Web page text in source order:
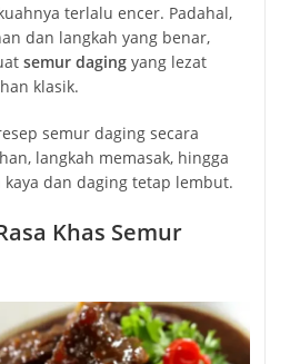
terlalu encer. Padahal,
dan langkah yang benar,
semur daging yang lezat
klasik.
semur daging secara
langkah memasak, hingga
kaya dan daging tetap lembut.
Khas Semur